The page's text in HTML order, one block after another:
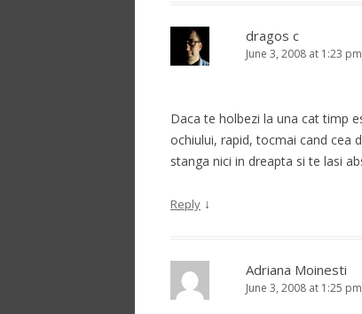
dragos c
June 3, 2008 at 1:23 pm
Daca te holbezi la una cat timp
ochiului, rapid, tocmai cand cea
stanga nici in dreapta si te lasi
Reply ↓
Adriana Moinesti
June 3, 2008 at 1:25 pm